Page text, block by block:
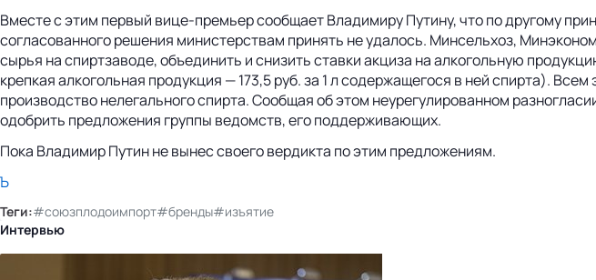
Вместе с этим первый вице-премьер сообщает Владимиру Путину, что по другому
согласованного решения министерствам принять не удалось. Минсельхоз,
сырья на спиртзаводе, объединить и снизить ставки акциза на алкогольную
крепкая алкогольная продукция — 173,5 руб. за 1 л содержащегося в ней спирта).
производство нелегального спирта. Сообщая об этом неурегулированном
одобрить предложения группы ведомств, его поддерживающих.
Пока Владимир Путин не вынес своего вердикта по этим предложениям.
Ъ
Теги:#союзплодоимпорт#бренды#изъятие
Интервью